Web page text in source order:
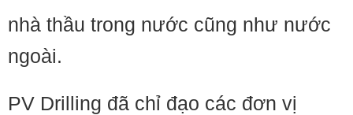
nhà thầu trong nước cũng như nước
ngoài.
PV Drilling đã chỉ đạo các đơn vị